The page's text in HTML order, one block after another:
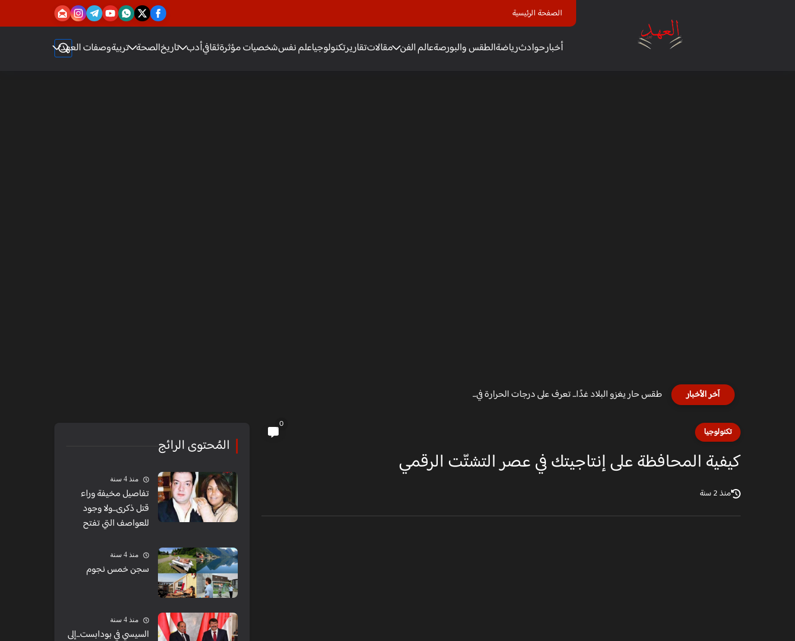
الصفحة الرئيسية
أخبارحوادثرياضةالطقس والبورصةعالم الفن مقالاتتقاريرتكنولوجياعلم نفسشخصيات مؤثرةثقافيأدب تاريخالصحة تربيةوصفات العهد
آخر الأخبار طقس حار يغزو البلاد غدًا... تعرف على درجات الحرارة في...
تكنولوجيا
0
كيفية المحافظة على إنتاجيتك في عصر التشتّت الرقمي
منذ 2 سنة
المُحتوى الرائج
منذ 4 سنة
تفاصيل مخيفة وراء
قتل ذكرى...ولا وجود
للعواصف التي تفتح
منذ 4 سنة
سجن خمس نجوم
منذ 4 سنة
السيسي في بودابست...إلى